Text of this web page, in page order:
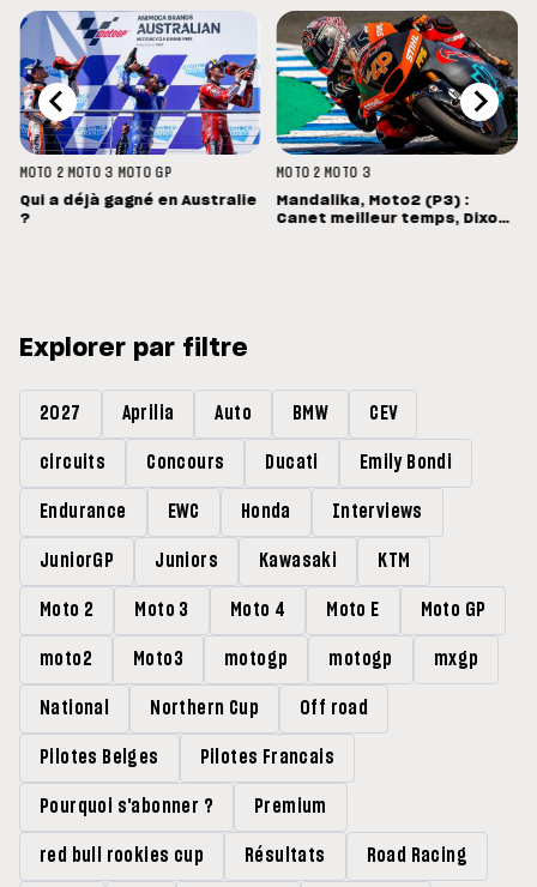
MOTO 2 MOTO 3 MOTO GP
Qui a déjà gagné en Australie
?
MOTO 2 MOTO 3
Mandalika, Moto2 (P3) :
Canet meilleur temps, Dixon
Explorer par filtre
2027 Aprilia Auto BMW CEV
circuits Concours Ducati Emily Bondi
Endurance EWC Honda Interviews
JuniorGP Juniors Kawasaki KTM
Moto 2 Moto 3 Moto 4 Moto E Moto GP
moto2 Moto3 motogp motogp mxgp
National Northern Cup Off road
Pilotes Belges Pilotes Francais
Pourquoi s'abonner ? Premium
red bull rookies cup Résultats Road Racing